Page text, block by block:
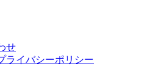
せ
ライバシーポリシー